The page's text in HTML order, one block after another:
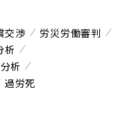
交渉
労災労働審判
析
析
過労死